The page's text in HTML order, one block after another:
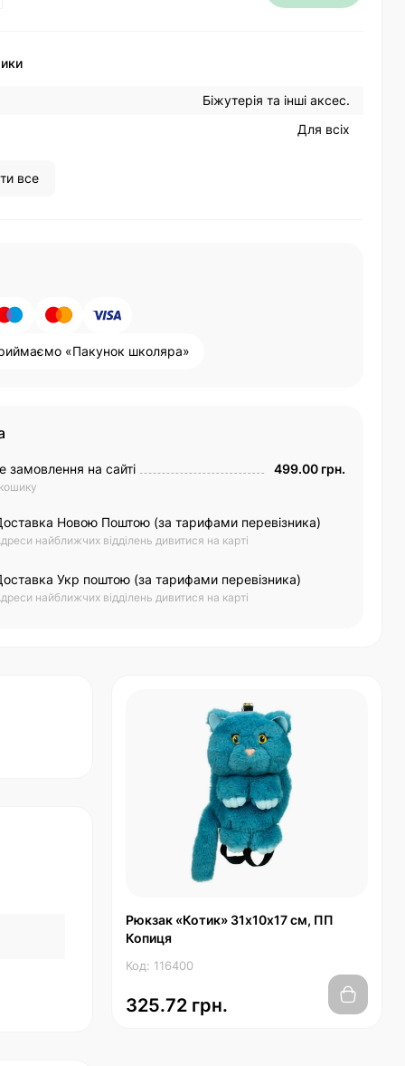
Біжутерія та інші аксес.
Для всіх
все
«Пакунок школяра»
замовлення на сайті 499.00 грн.
Новою Поштою (за тарифами перевізника)
найближчих відділень дивитися на карті
Укр поштою (за тарифами перевізника)
найближчих відділень дивитися на карті
Рюкзак «Котик» 31х10х17 см, ПП
Копиця
Код: 116400
325.72 грн.